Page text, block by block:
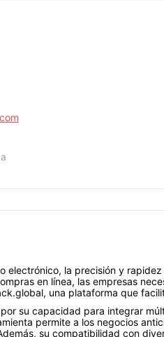
electrónico, la precisión y
en línea, las empresas
una plataforma que
su capacidad para integrar
permite a los negocios
su compatibilidad con